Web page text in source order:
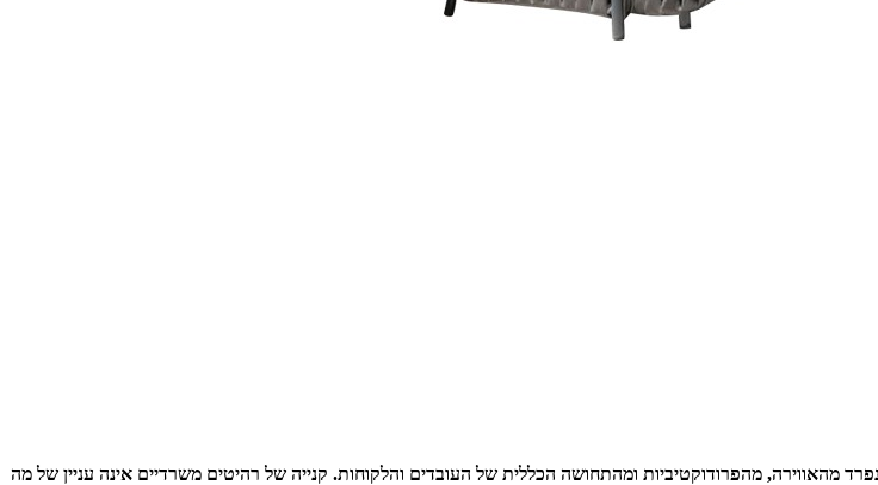
מהאווירה, מהפרודוקטיביות ומהתחושה הכללית של העובדים והלקוחות. קנייה של רהיטים משרדיים אינה עניין של מה